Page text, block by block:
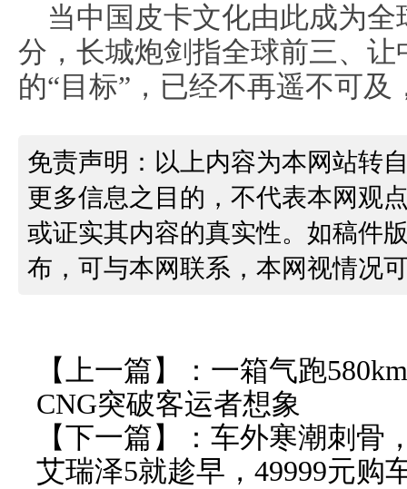
当中国皮卡文化由此成为
分，长城炮剑指全球前三、
的“目标”，已经不再遥不可
免责声明：以上内容为本网站转
更多信息之目的，不代表本网观
或证实其内容的真实性。如稿件
布，可与本网联系，本网视情况
【上一篇】： 一箱气跑
CNG突破客运者想象
【下一篇】： 车外寒潮刺骨
艾瑞泽5就趁早，49999元购